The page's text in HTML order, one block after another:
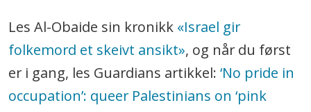
Les Al-Obaide sin kronikk «Israel gir
folkemord et skeivt ansikt», og når du først
er i gang, les Guardians artikkel: ‘No pride in
occupation’: queer Palestinians on ‘pink